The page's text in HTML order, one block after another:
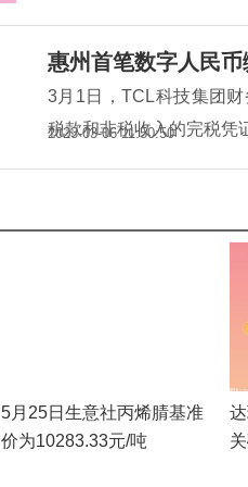
惠州首笔数字人民
3月1日，TCL科技集团
税款和非税收入的完税凭
2023-03-06 11:50:50
5月25日生意社丙烯腈基准
价为10283.33元/吨